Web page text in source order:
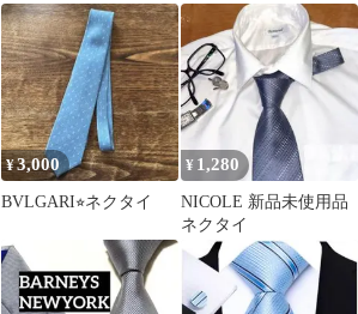
¥3,000
BVLGARI⭐︎ネクタイ
¥ 1,280
NICOLE 新品未使用品
ネクタイ